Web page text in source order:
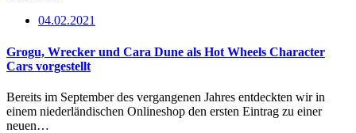
04.02.2021
Grogu, Wrecker und Cara Dune als Hot Wheels Character
Cars vorgestellt
Bereits im September des vergangenen Jahres entdeckten wir in
einem niederländischen Onlineshop den ersten Eintrag zu einer
neuen…